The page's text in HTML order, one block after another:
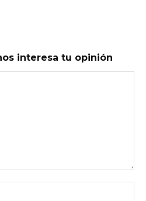
interesa tu opinión